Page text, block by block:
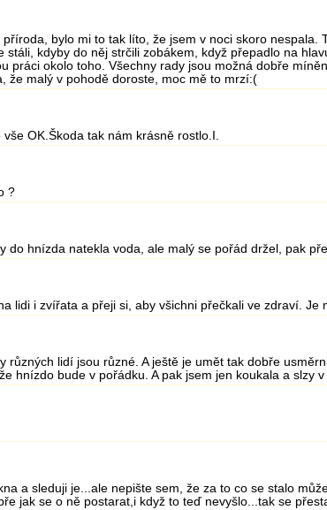
bylo mi to tak líto, že jsem v noci skoro
kdyby do něj strčili zobákem, když přepadlo na
práci okolo toho. Všechny rady jsou možná dobře
že malý v pohodě doroste, moc mě to mrzí:(
OK.Škoda tak nám krásně rostlo.I.
?
hnízda natekla voda, ale malý se pořád držel, pak
lidi i zvířata a přeji si, aby všichni přečkali ve zdraví. Je
lidí jsou různé. A ještě je umět tak dobře
hnízdo bude v pořádku. A pak jsem jen koukala a slzy v
a sleduji je...ale nepište sem, že za to co se stalo
jak se o ně postarat,i když to teď nevyšlo...tak se